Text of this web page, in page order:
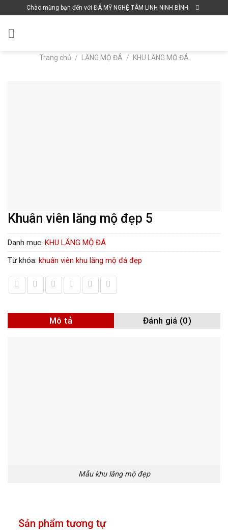
to
content
Chào mừng bạn đến với ĐÁ MỸ NGHỆ TÂM LINH NINH BÌNH
Trang chủ / LĂNG MỘ ĐÁ / KHU LĂNG MỘ ĐÁ
Khuân viên lăng mộ đẹp 5
Danh mục: KHU LĂNG MỘ ĐÁ
Từ khóa: khuân viên khu lăng mộ đá đẹp
Mô tả Đánh giá (0)
Mẫu khu lăng mộ đẹp
Sản phẩm tương tự